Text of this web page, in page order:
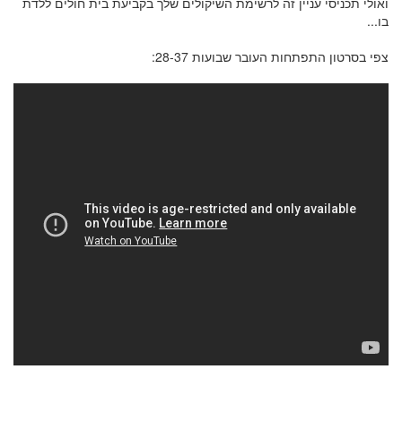
בו...
צפי בסרטון התפתחות העובר שבועות 28-37: